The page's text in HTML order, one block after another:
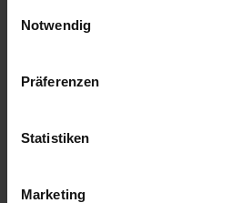
Notwendig
Präferenzen
Statistiken
Marketing